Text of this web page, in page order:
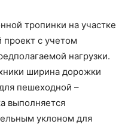
тропинки на участке
проект с учетом
нагрузки.
ширина дорожки
пешеходной –
выполняется
уклоном для